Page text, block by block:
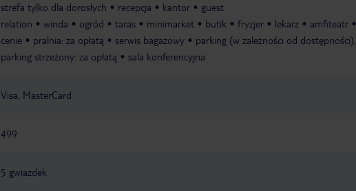
strefa tylko dla dorosłych recepcja kantor
guest
relation
winda ogród taras minimarket butik fryzjer lekarz amfiteatr
cenie
pralnia: za opłatą serwis bagażowy
parking (w zależności od
parking strzeżony: za opłatą
sala konferencyjna
Visa, MasterCard
499
5 gwiazdek